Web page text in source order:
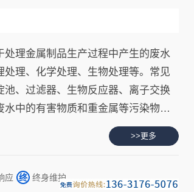
理金属制品生产过程中产生的废水
理、化学处理、生物处理等。常见
、过滤器、生物反应器、离子交换
中的有害物质和重金属等污染物，
>>更多
应 终 终身维护